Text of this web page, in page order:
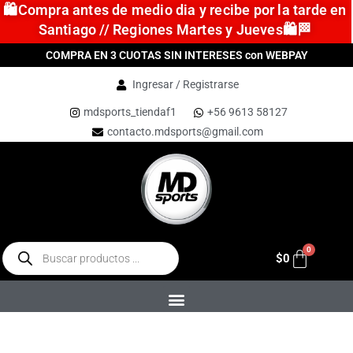
🛍️Compra antes de medio dia y recibe por la tarde en
Santiago // Regiones Martes y Jueves🛍️🏁
COMPRA EN 3 CUOTAS SIN INTERESES con WEBPAY
Ingresar / Registrarse
mdsports_tiendaf1
+56 9613 58127
contacto.mdsports@gmail.com
$0